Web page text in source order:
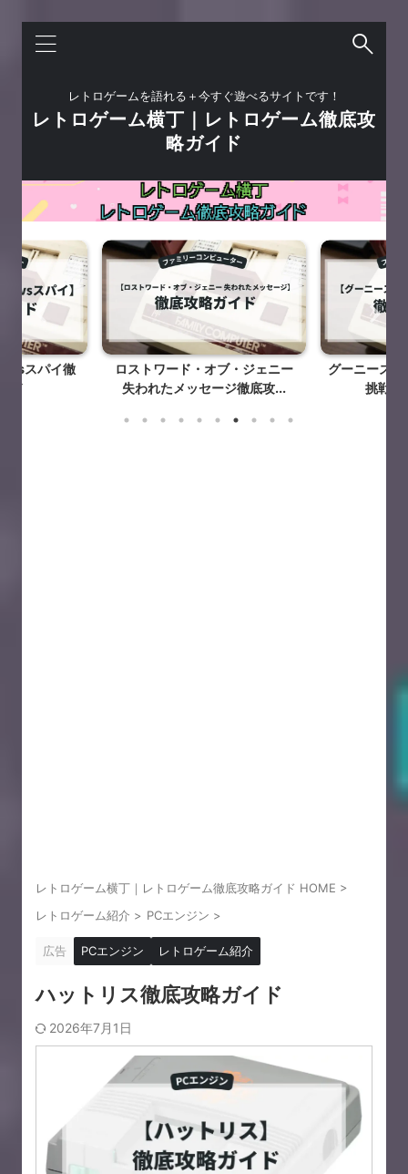
レトロゲームを語れる＋今すぐ遊べるサイトです！
レトロゲーム横丁｜レトロゲーム徹底攻
略ガイド
vsスパイ徹
ド
ロストワード・オブ・ジェニー
失われたメッセージ徹底攻...
グーニーズ2
挑戦徹
レトロゲーム横丁｜レトロゲーム徹底攻略ガイド HOME >
レトロゲーム紹介 > PCエンジン >
広告 PCエンジン レトロゲーム紹介
ハットリス徹底攻略ガイド
2026年7月1日